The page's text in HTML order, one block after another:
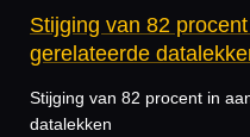
Stijging van 82
gerelateerde
Stijging van 82 procent in
datalekken